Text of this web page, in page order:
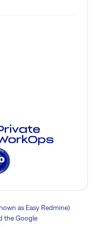
as Easy Redmine)
the Google